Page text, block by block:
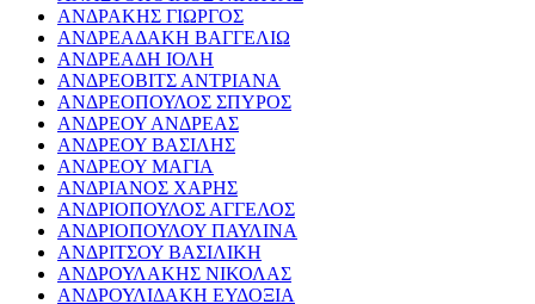
ΑΝΔΡΑΚΗΣ ΓΙΩΡΓΟΣ
ΑΝΔΡΕΑΔΑΚΗ ΒΑΓΓΕΛΙΩ
ΑΝΔΡΕΑΔΗ ΙΟΛΗ
ΑΝΔΡΕΟΒΙΤΣ ΑΝΤΡΙΑΝΑ
ΑΝΔΡΕΟΠΟΥΛΟΣ ΣΠΥΡΟΣ
ΑΝΔΡΕΟΥ ΑΝΔΡΕΑΣ
ΑΝΔΡΕΟΥ ΒΑΣΙΛΗΣ
ΑΝΔΡΕΟΥ ΜΑΓΙΑ
ΑΝΔΡΙΑΝΟΣ ΧΑΡΗΣ
ΑΝΔΡΙΟΠΟΥΛΟΣ ΑΓΓΕΛΟΣ
ΑΝΔΡΙΟΠΟΥΛΟΥ ΠΑΥΛΙΝΑ
ΑΝΔΡΙΤΣΟΥ ΒΑΣΙΛΙΚΗ
ΑΝΔΡΟΥΛΑΚΗΣ ΝΙΚΟΛΑΣ
ΑΝΔΡΟΥΛΙΔΑΚΗ ΕΥΔΟΞΙΑ